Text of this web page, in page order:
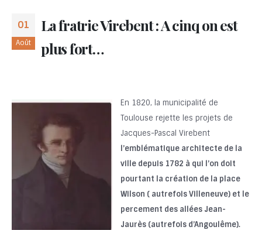
01
Août
La fratrie Virebent : A cinq on est
plus fort…
En 1820, la municipalité de
Toulouse rejette les projets de
Jacques-Pascal Virebent
l’emblématique architecte de la
ville depuis 1782 à qui l’on doit
pourtant la création de la place
Wilson ( autrefois Villeneuve) et le
percement des allées Jean-
Jaurès (autrefois d’Angoulême).